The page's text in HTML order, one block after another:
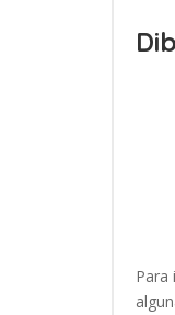
Para